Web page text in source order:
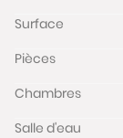
Surface
Pièces
Chambres
Salle d'eau